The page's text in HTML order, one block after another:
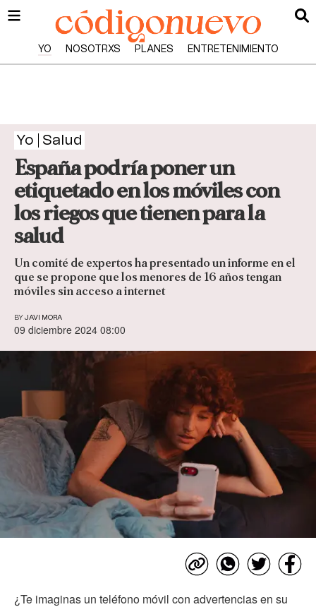
YO NOSOTRXS PLANES ENTRETENIMIENTO
Yo Salud
España podría poner un
etiquetado en los móviles con
los riegos que tienen para la
salud
Un comité de expertos ha presentado un informe en el
que se propone que los menores de 16 años tengan
móviles sin acceso a internet
BY JAVI MORA
09 diciembre 2024 08:00
¿Te imaginas un teléfono móvil con advertencias en su